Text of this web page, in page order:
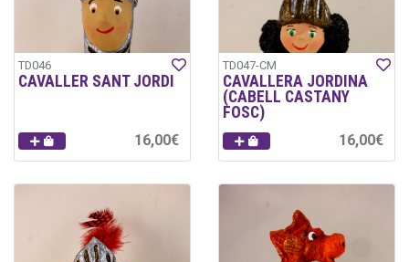
TD046
CAVALLER SANT JORDI
16,00€
TD047-CM
CAVALLERA JORDINA
(CABELL CASTANY
FOSC)
16,00€